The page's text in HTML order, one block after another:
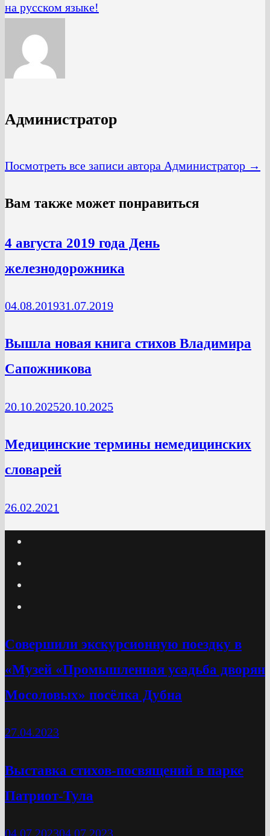
на русском языке!
Администратор
Посмотреть все записи автора Администратор →
Вам также может понравиться
4 августа 2019 года День
железнодорожника
04.08.201931.07.2019
Вышла новая книга стихов Владимира
Сапожникова
20.10.202520.10.2025
Медицинские термины немедицинских
словарей
26.02.2021
Cовершили экскурсионную поездку в
«Музей «Промышленная усадьба дворян
Мосоловых» посёлка Дубна
27.04.2023
Выставка стихов-посвящений в парке
Патриот-Тула
04.07.202304.07.2023